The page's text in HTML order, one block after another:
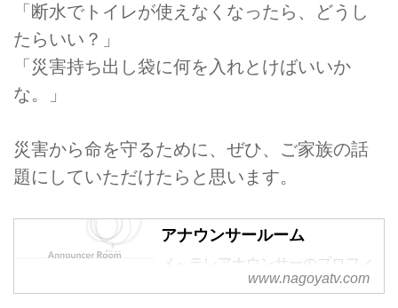
「断水でトイレが使えなくなったら、どうし
たらいい？」
「災害持ち出し袋に何を入れとけばいいか
な。」
災害から命を守るために、ぜひ、ご家族の話
題にしていただけたらと思います。
アナウンサールーム
メ～テレアナウンサーのプロフィ
ールページです。www.nagoyatv.com